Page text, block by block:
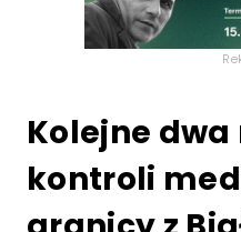
Kolejne
kontroli